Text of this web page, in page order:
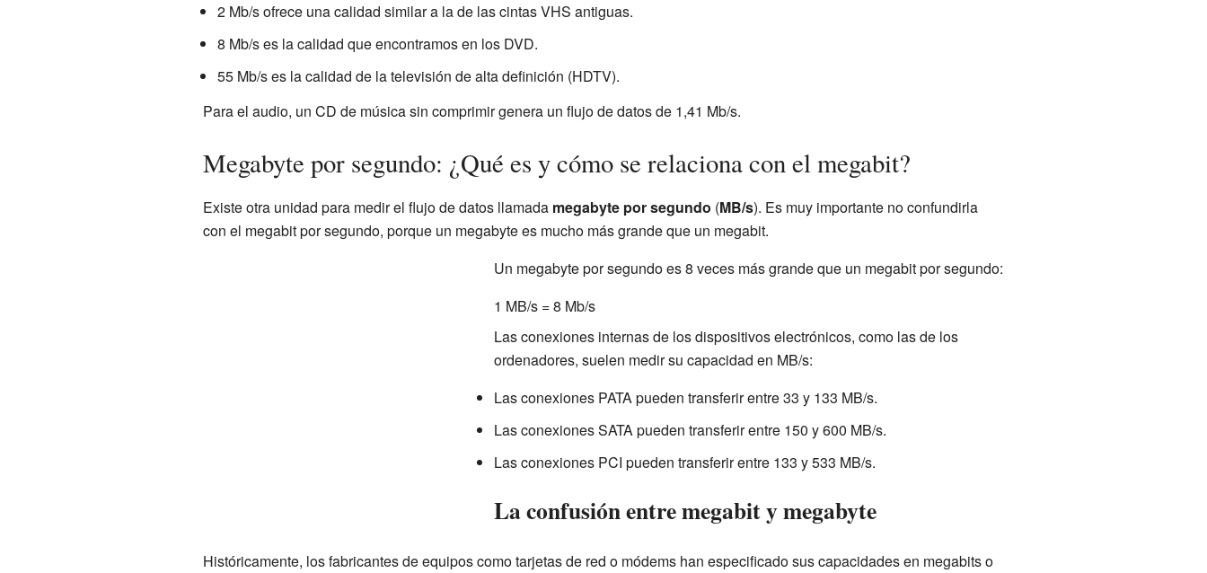
2 Mb/s ofrece una calidad similar a la de las cintas VHS antiguas.
8 Mb/s es la calidad que encontramos en los DVD.
55 Mb/s es la calidad de la televisión de alta definición (HDTV).
Para el audio, un CD de música sin comprimir genera un flujo de datos de 1,41 Mb/s.
Megabyte por segundo: ¿Qué es y cómo se relaciona con el megabit?
Existe otra unidad para medir el flujo de datos llamada megabyte por segundo (MB/s). Es muy importante no confundirla
con el megabit por segundo, porque un megabyte es mucho más grande que un megabit.
Un megabyte por segundo es 8 veces más grande que un megabit por segundo:
1 MB/s = 8 Mb/s
Las conexiones internas de los dispositivos electrónicos, como las de los
ordenadores, suelen medir su capacidad en MB/s:
Las conexiones PATA pueden transferir entre 33 y 133 MB/s.
Las conexiones SATA pueden transferir entre 150 y 600 MB/s.
Las conexiones PCI pueden transferir entre 133 y 533 MB/s.
La confusión entre megabit y megabyte
Históricamente, los fabricantes de equipos como tarjetas de red o módems han especificado sus capacidades en megabits o